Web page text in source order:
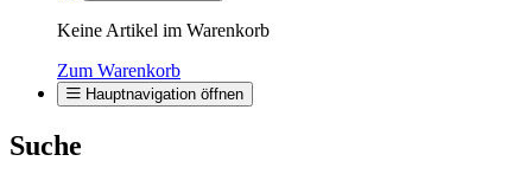
Keine Artikel im Warenkorb
Zum Warenkorb
Hauptnavigation öffnen
Suche